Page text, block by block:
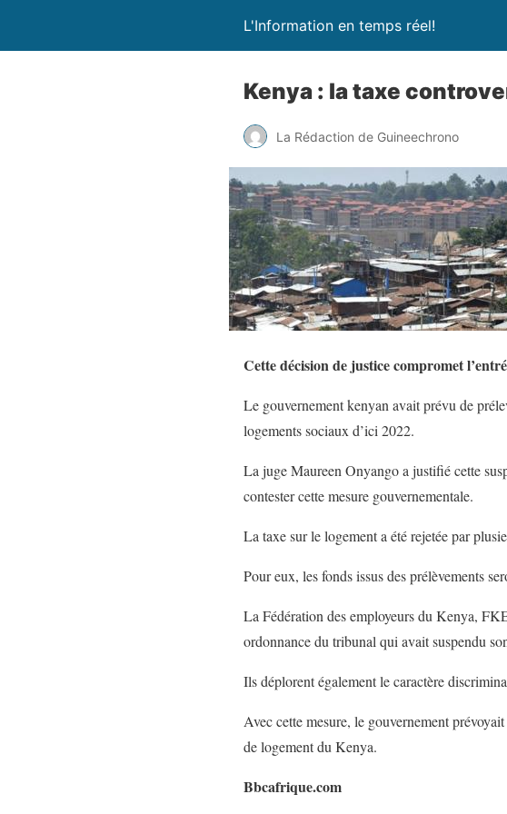
L'Information en temps réel!
Kenya : la taxe
La Rédaction de Guineechrono
Cette décision de justice compromet
Le gouvernement kenyan avait prévu de
logements sociaux d’ici 2022.
La juge Maureen Onyango a justifié cette
contester cette mesure gouvernementale.
La taxe sur le logement a été rejetée par
Pour eux, les fonds issus des prélèvements
La Fédération des employeurs du Kenya,
ordonnance du tribunal qui avait suspendu
Ils déplorent également le caractère
Avec cette mesure, le gouvernement
de logement du Kenya.
Bbcafrique.com